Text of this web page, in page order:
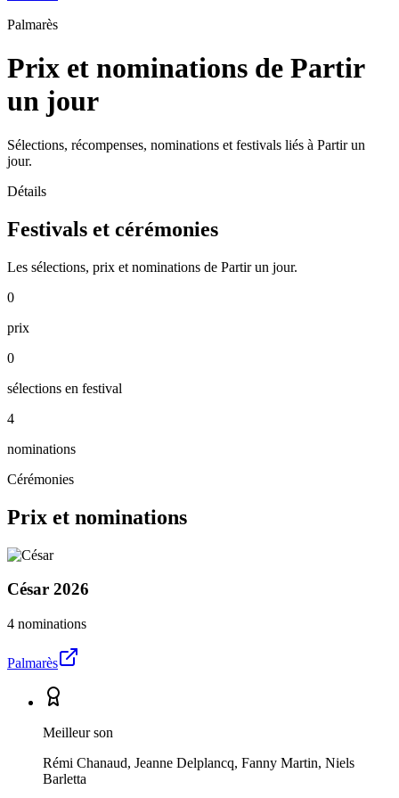
Palmarès
Prix et nominations de Partir
un jour
Sélections, récompenses, nominations et festivals liés à Partir un
jour.
Détails
Festivals et cérémonies
Les sélections, prix et nominations de Partir un jour.
0
prix
0
sélections en festival
4
nominations
Cérémonies
Prix et nominations
César 2026
4 nominations
Palmarès
Meilleur son
Rémi Chanaud, Jeanne Delplancq, Fanny Martin, Niels
Barletta